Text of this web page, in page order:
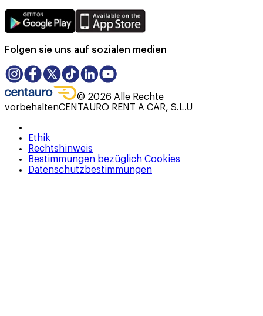
Folgen sie uns auf sozialen medien
© 2026 Alle Rechte
vorbehaltenCENTAURO RENT A CAR, S.L.U
Ethik
Rechtshinweis
Bestimmungen bezüglich Cookies
Datenschutzbestimmungen